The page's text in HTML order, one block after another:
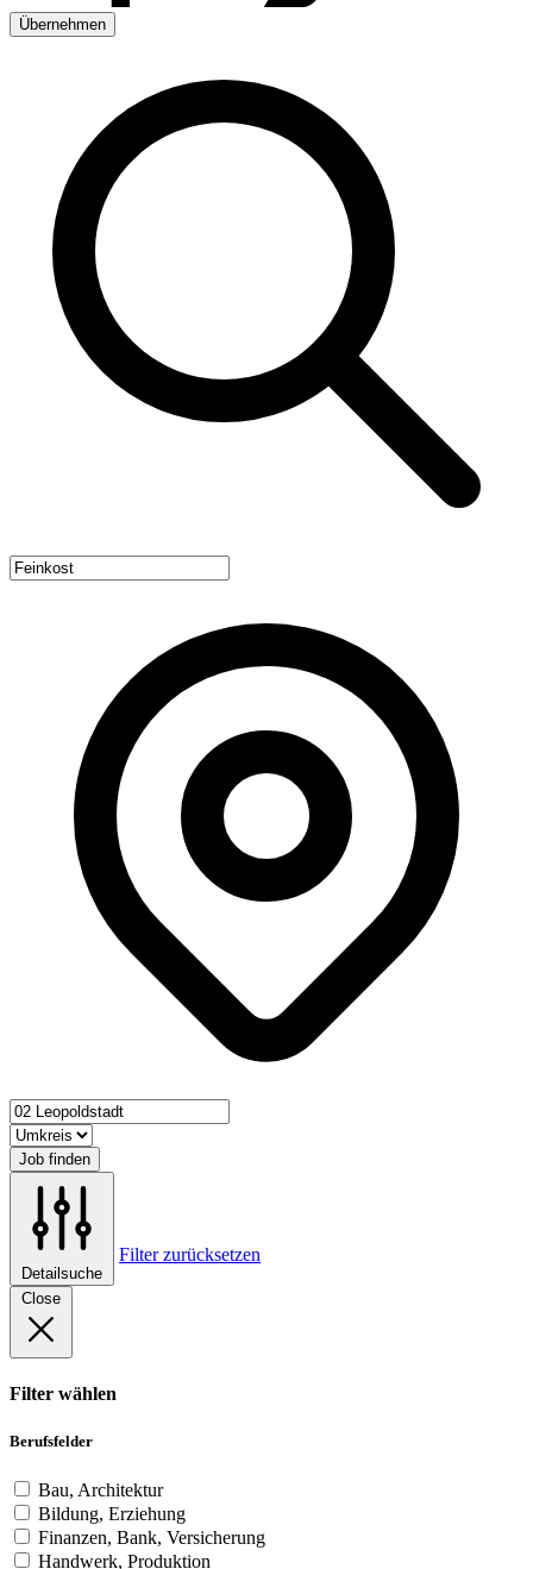
Übernehmen
Job finden
Detailsuche
Filter zurücksetzen
Close
Filter wählen
Berufsfelder
Bau, Architektur
Bildung, Erziehung
Finanzen, Bank, Versicherung
Handwerk, Produktion